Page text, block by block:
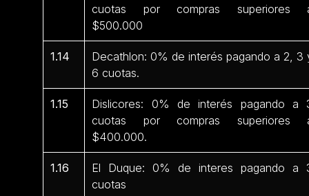
cuotas por compras superiores
$500.000
1.14
Decathlon: 0% de interés pagando a 2, 3
6 cuotas.
1.15
Dislicores: 0% de interés pagando a
cuotas por compras superiores
$400.000.
1.16
El Duque: 0% de interes pagando a
cuotas